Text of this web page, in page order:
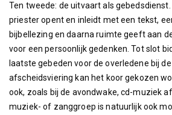
Ten tweede: de uitvaart als
priester opent en inleidt met een tekst,
bijbellezing en daarna ruimte geeft aan
voor een persoonlijk gedenken. Tot slot
laatste gebeden voor de overledene bij
afscheidsviering kan het koor gekozen
ook, zoals bij de avondwake, cd-muziek
muziek- of zanggroep is natuurlijk ook